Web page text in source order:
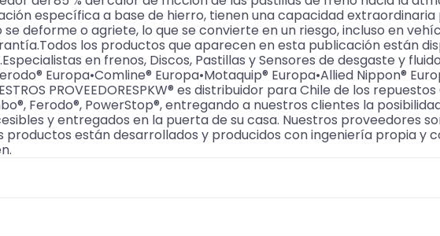
específica a base de hierro, tienen una capacidad
deforme o agriete, lo que se convierte en un riesgo, incluso en
los productos que aparecen en esta publicación están
en frenos, Discos, Pastillas y Sensores de desgaste y
Europa•Comline® Europa•Motaquip® Europa•Allied Nippon®
PROVEEDORESPKW® es distribuidor para Chile de los
Ferodo®, PowerStop®, entregando a nuestros clientes la
y entregados en la puerta de su casa. Nuestros proveedores
productos están desarrollados y producidos con ingeniería propia y